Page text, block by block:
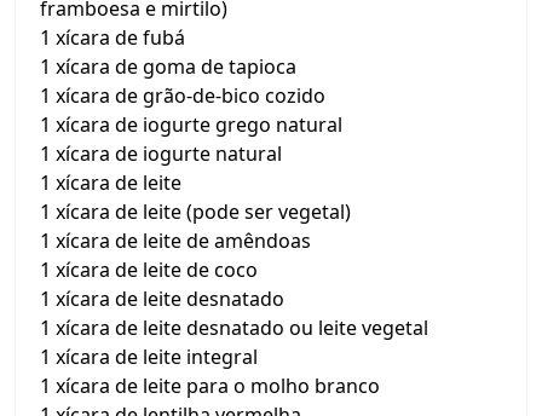
framboesa e mirtilo)
1 xícara de fubá
1 xícara de goma de tapioca
1 xícara de grão-de-bico cozido
1 xícara de iogurte grego natural
1 xícara de iogurte natural
1 xícara de leite
1 xícara de leite (pode ser vegetal)
1 xícara de leite de amêndoas
1 xícara de leite de coco
1 xícara de leite desnatado
1 xícara de leite desnatado ou leite vegetal
1 xícara de leite integral
1 xícara de leite para o molho branco